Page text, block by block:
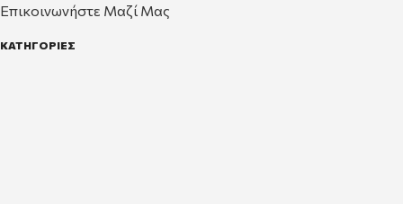
Επικοινωνήστε Μαζί Μας
ΚΑΤΗΓΟΡΙΕΣ